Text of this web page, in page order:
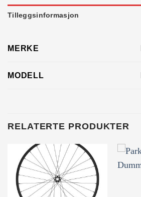
Tilleggsinformasjon
MERKE
MODELL
RELATERTE PRODUKTER